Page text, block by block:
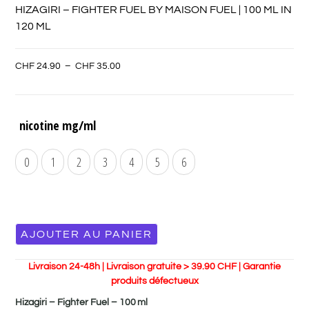
HIZAGIRI – FIGHTER FUEL BY MAISON FUEL | 100 ML IN
120 ML
CHF 24.90 – CHF 35.00
nicotine mg/ml
0 1 2 3 4 5 6
AJOUTER AU PANIER
Livraison 24-48h | Livraison gratuite > 39.90 CHF | Garantie
produits défectueux
Hizagiri – Fighter Fuel – 100 ml